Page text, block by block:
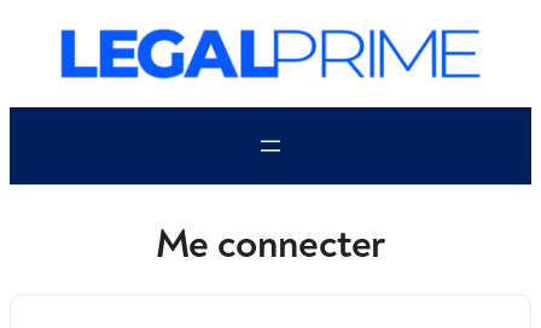
contenu
Me connecter